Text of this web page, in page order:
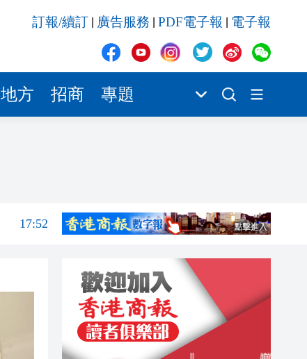
訂報/續訂 廣告服務 PDF電子報 電子報
地方 招商 專題
17:48
17:18
17:50